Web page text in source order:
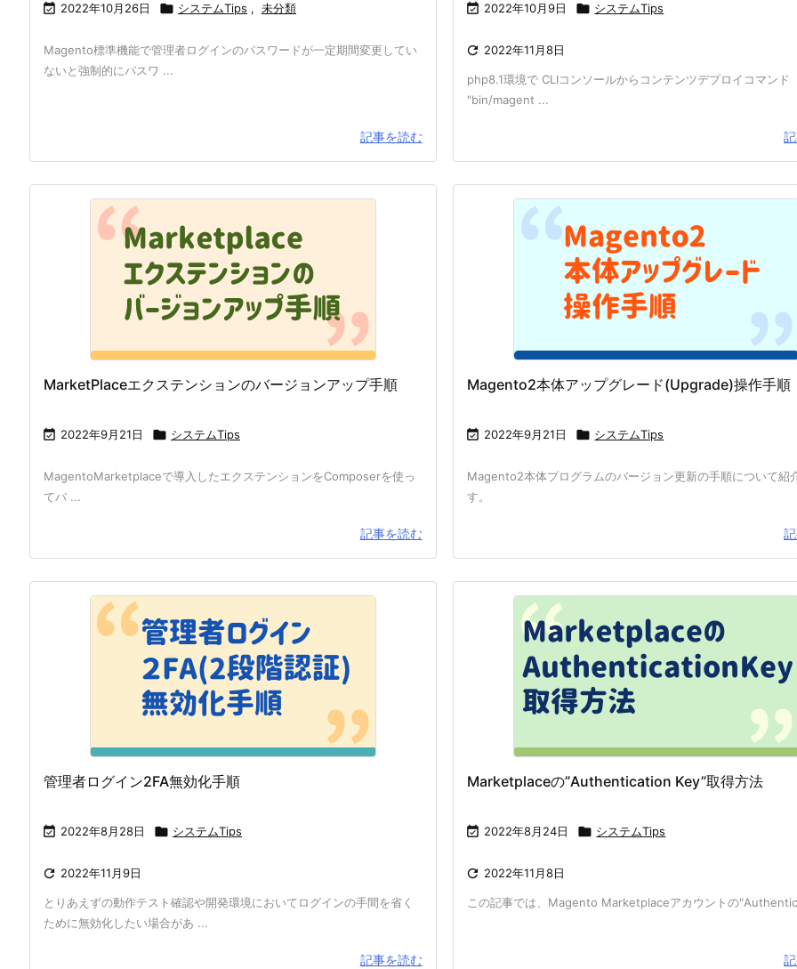
 2022年10月26日  システムTips , 未分類
Magento標準機能で管理者ログインのパスワードが一定期間変更してい
ないと強制的にパスワ ...
記事を読む
 2022年10月9日  システムTips
 2022年11月8日
php8.1環境で CLIコンソールからコンテンツデプロイコマンド
"bin/magent ...
MarketPlaceエクステンションのバージョンアップ手順
 2022年9月21日  システムTips
MagentoMarketplaceで導入したエクステンションをComposerを使っ
てバ ...
記事を読む
Magento2本体アップグレード(Upgrade)操作手順
 2022年9月21日  システムTips
Magento2本体プログラムのバージョン更新の手順について紹
す。
管理者ログイン2FA無効化手順
 2022年8月28日  システムTips
 2022年11月9日
とりあえずの動作テスト確認や開発環境においてログインの手間を省く
ために無効化したい場合があ ...
記事を読む
Marketplaceの”Authentication Key”取得方法
 2022年8月24日  システムTips
 2022年11月8日
この記事では、Magento Marketplaceアカウントの